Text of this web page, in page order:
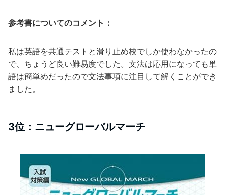
参考書についてのコメント：
私は英語を共通テストと滑り止め校でしか使わなかったの
で、ちょうど良い難易度でした。文法は応用になっても単
語は簡単めだったので文法事項に注目して解くことができ
ました。
3位：ニューグローバルマーチ